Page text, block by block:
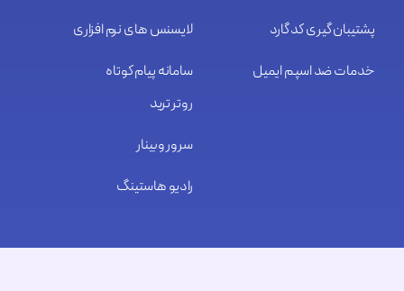
پشتیبان گیری کد گارد
خدمات ضد اسپم ایمیل
لایسنس های نرم افزاری
سامانه پیام کوتاه
روتر ترید
سرور وبینار
رادیو هاستینگ